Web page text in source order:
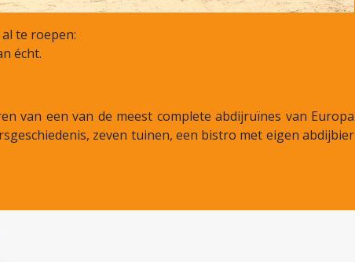
te roepen:
écht.
van een van de meest complete abdijruïnes van Europa
zeven tuinen, een bistro met eigen abdijbier